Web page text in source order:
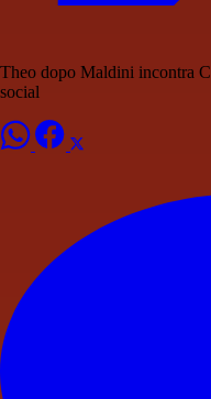
Theo dopo Maldini incontra
social